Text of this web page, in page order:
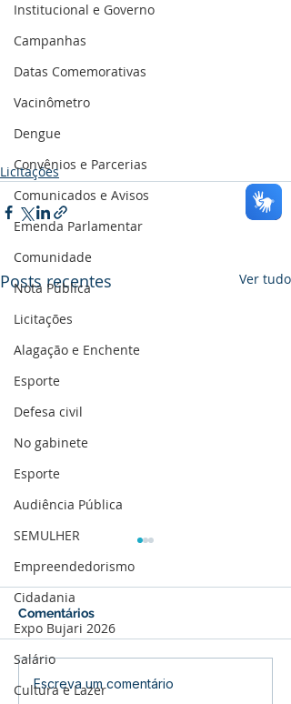
Institucional e Governo
Campanhas
Datas Comemorativas
Vacinômetro
Dengue
Convênios e Parcerias
Comunicados e Avisos
Emenda Parlamentar
Comunidade
Nota Pública
Licitações
Alagação e Enchente
Esporte
Defesa civil
No gabinete
Esporte
Audiência Pública
SEMULHER
Empreendedorismo
Cidadania
Expo Bujari 2026
Salário
Cultura e Lazer
Licitações
Posts recentes Ver tudo
Cotação de Preço -
Comentários
Escreva um comentário